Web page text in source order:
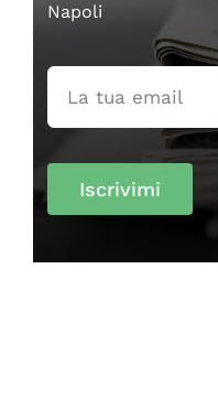
Napoli
Iscrivimi